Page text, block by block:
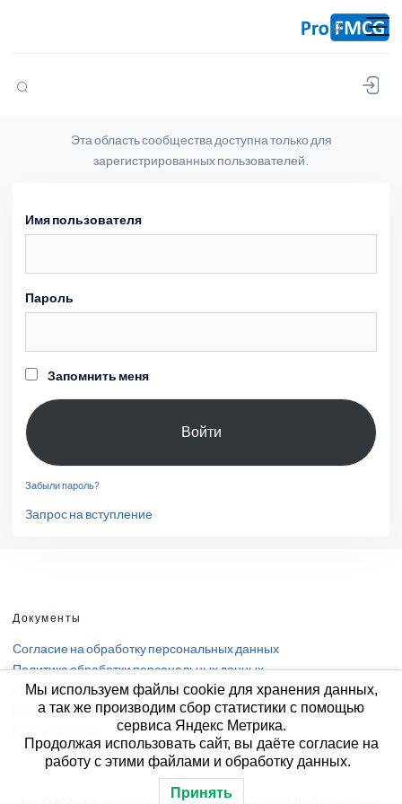
Эта область сообщества доступна только для
зарегистрированных пользователей.
Имя пользователя
Пароль
Запомнить меня
Забыли пароль?
Запрос на вступление
Документы
Согласие на обработку персональных данных
Политика обработки персональных данных
Согласие на получение информации
Пользовательское соглашение
Мы используем файлы cookie для хранения данных,
а так же производим сбор статистики с помощью
сервиса Яндекс Метрика.
Продолжая использовать сайт, вы даёте согласие на
работу с этими файлами и обработку данных.
Принять